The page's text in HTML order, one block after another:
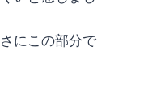
にこの部分で